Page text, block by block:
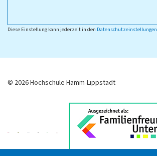
Diese Einstellung kann jederzeit in den Datenschutzeinstellungen
© 2026 Hochschule Hamm-Lippstadt